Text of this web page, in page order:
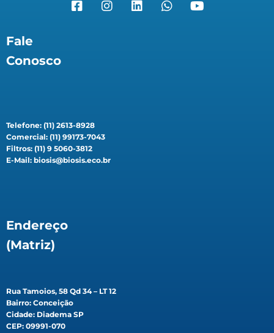
Fale
Conosco
Telefone: (11) 2613-8928
Comercial: (11) 99173-7043
Filtros: (11) 9 5060-3812
E-Mail: biosis@biosis.eco.br
Endereço
(Matriz)
Rua Tamoios, 58 Qd 34 – LT 12
Bairro: Conceição
Cidade: Diadema SP
CEP: 09991-070